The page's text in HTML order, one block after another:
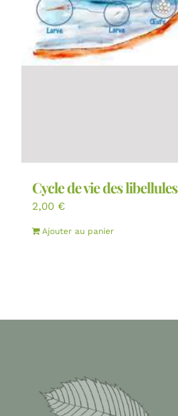
Cycle de vie des libellules
2,00 €
Ajouter au panier